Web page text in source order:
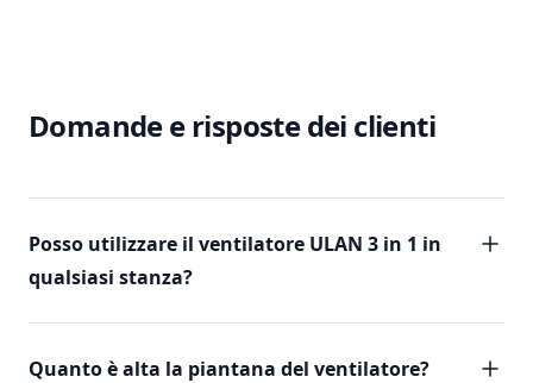
Domande e risposte dei clienti
Posso utilizzare il ventilatore ULAN 3 in 1 in
qualsiasi stanza?
Quanto è alta la piantana del ventilatore?